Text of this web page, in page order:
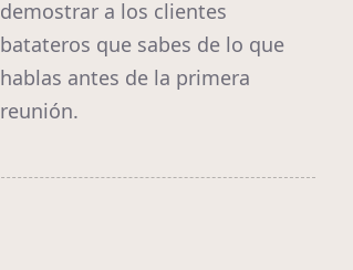
demostrar a los clientes
batateros que sabes de lo que
hablas antes de la primera
reunión.